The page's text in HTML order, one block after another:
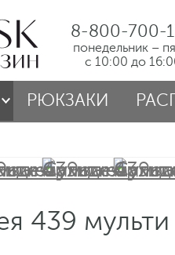
8-800-700-
понедельник –
с 10:00 до
РЮКЗАКИ
439